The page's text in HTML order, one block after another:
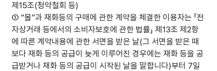
제15조(청약철회 등)
① “몰”과 재화등의 구매에 관한 계약을 체결한 이용자는 「전
자상거래 등에서의 소비자보호에 관한 법률」 제13조 제2항
에 따른 계약내용에 관한 서면을 받은 날(그 서면을 받은 때
보다 재화 등의 공급이 늦게 이루어진 경우에는 재화 등을 공
급받거나 재화 등의 공급이 시작된 날을 말합니다)부터 7일